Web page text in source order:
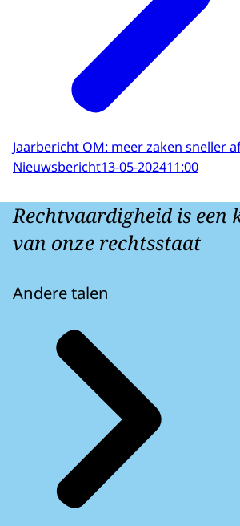
Jaarbericht OM: meer zaken sneller
Nieuwsbericht13-05-202411:00
Rechtvaardigheid is een
van onze rechtsstaat
Andere talen